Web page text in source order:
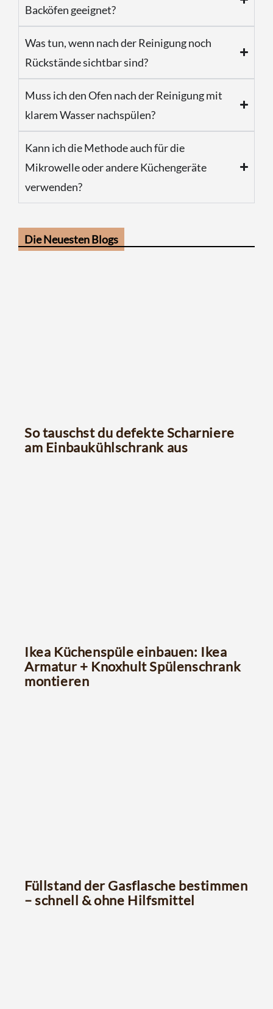
Backöfen geeignet?
Was tun, wenn nach der Reinigung noch
Rückstände sichtbar sind?
Muss ich den Ofen nach der Reinigung mit
klarem Wasser nachspülen?
Kann ich die Methode auch für die
Mikrowelle oder andere Küchengeräte
verwenden?
Die Neuesten Blogs
So tauschst du defekte Scharniere
am Einbaukühlschrank aus
Ikea Küchenspüle einbauen: Ikea
Armatur + Knoxhult Spülenschrank
montieren
Füllstand der Gasflasche bestimmen
– schnell & ohne Hilfsmittel